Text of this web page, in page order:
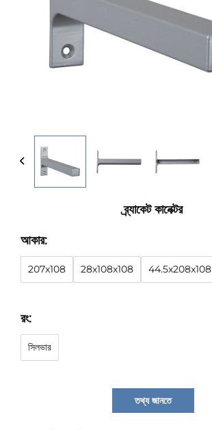
ব্র্যাকেট কানেক্টর
আকার:
207x108 28x108x108 44.5x208x108
রং:
সিলভার
তথ্য জানতে